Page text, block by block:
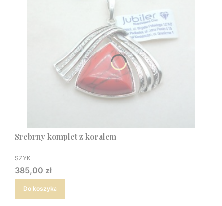
Srebrny komplet z koralem
PRODUCENT
SZYK
Cena
385,00 zł
Do koszyka